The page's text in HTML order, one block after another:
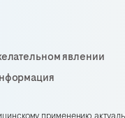
явлении
применению